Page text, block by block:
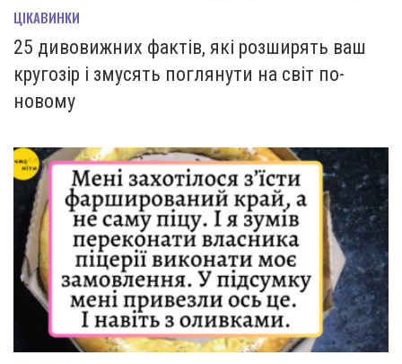
ЦІКАВИНКИ
25 дивовижних фактів, які розширять ваш
кругозір і змусять поглянути на світ по-
новому